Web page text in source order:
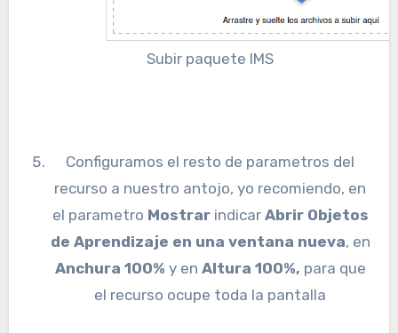
Subir paquete IMS
Configuramos el resto de parametros del
recurso a nuestro antojo, yo recomiendo, en
el parametro MostrarindicarAbrir Objetos
de Aprendizaje en una ventana nueva, en
Anchura 100% y en Altura 100%, para que
el recurso ocupe toda la pantalla